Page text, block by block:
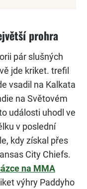
prohra
pár slušných
jde kriket. trefil
vsadil na Kalkata
na Světovém
události uhodl ve
v poslední
kdy získal přes
City Chiefs.
na MMA
výhry Paddyho